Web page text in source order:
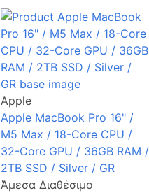
Apple
Apple MacBook Pro 16" /
M5 Max / 18-Core CPU /
32-Core GPU / 36GB RAM /
2TB SSD / Silver / GR
Άμεσα Διαθέσιμο